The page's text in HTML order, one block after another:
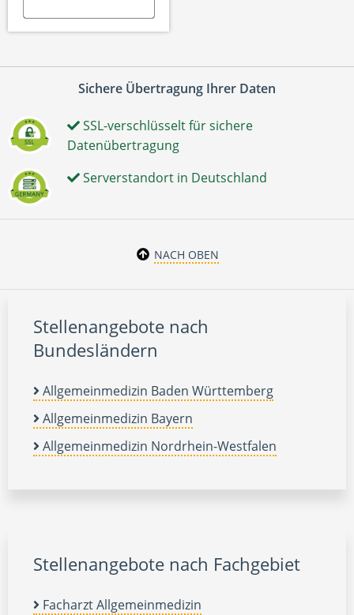
Sichere Übertragung Ihrer Daten
SSL-verschlüsselt für sichere
Datenübertragung
Serverstandort in Deutschland
NACH OBEN
Stellenangebote nach
Bundesländern
Allgemeinmedizin Baden Württemberg
Allgemeinmedizin Bayern
Allgemeinmedizin Nordrhein-Westfalen
Stellenangebote nach Fachgebiet
Facharzt Allgemeinmedizin